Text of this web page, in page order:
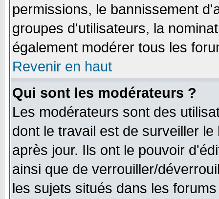
permissions, le bannissement
groupes d'utilisateurs, la
également modérer tous les
Revenir en haut
Qui sont les modérateurs ?
Les modérateurs sont des
dont le travail est de surveiller
après jour. Ils ont le pouvoir
ainsi que de verrouiller/
les sujets situés dans les